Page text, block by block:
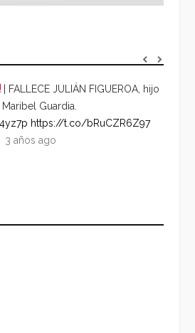
| FALLECE JULIÁN FIGUEROA, hijo
Guardia.
https://t.co/bRuCZR6Z97
3 años ago